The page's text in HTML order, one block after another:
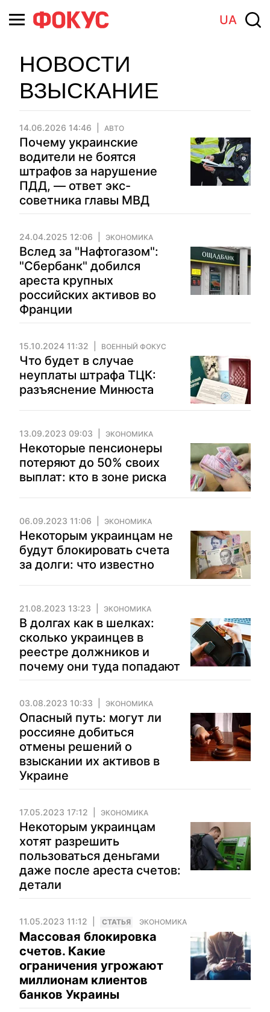
UA
НОВОСТИ
ВЗЫСКАНИЕ
14.06.2026 14:46 АВТО
Почему украинские
водители не боятся
штрафов за нарушение
ПДД, — ответ экс-
советника главы МВД
24.04.2025 12:06 ЭКОНОМИКА
Вслед за "Нафтогазом":
"Сбербанк" добился
ареста крупных
российских активов во
Франции
15.10.2024 11:32 ВОЕННЫЙ ФОКУС
Что будет в случае
неуплаты штрафа ТЦК:
разъяснение Минюста
13.09.2023 09:03 ЭКОНОМИКА
Некоторые пенсионеры
потеряют до 50% своих
выплат: кто в зоне риска
06.09.2023 11:06 ЭКОНОМИКА
Некоторым украинцам не
будут блокировать счета
за долги: что известно
21.08.2023 13:23 ЭКОНОМИКА
В долгах как в шелках:
сколько украинцев в
реестре должников и
почему они туда попадают
03.08.2023 10:33 ЭКОНОМИКА
Опасный путь: могут ли
россияне добиться
отмены решений о
взыскании их активов в
Украине
17.05.2023 17:12 ЭКОНОМИКА
Некоторым украинцам
хотят разрешить
пользоваться деньгами
даже после ареста счетов:
детали
11.05.2023 11:12 CТАТЬЯ ЭКОНОМИКА
Массовая блокировка
счетов. Какие
ограничения угрожают
миллионам клиентов
банков Украины